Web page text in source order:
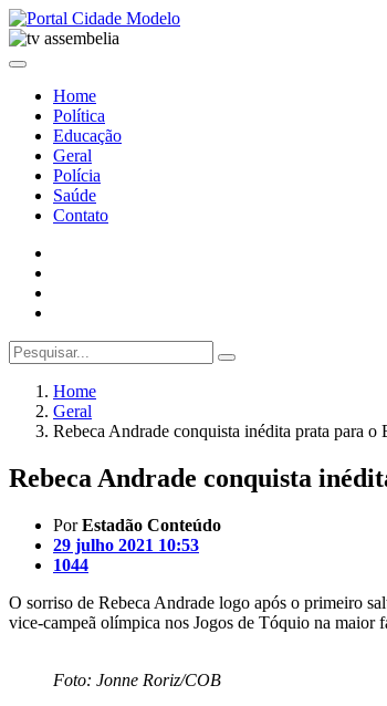
Home
Política
Educação
Geral
Polícia
Saúde
Contato
Home
Geral
Rebeca Andrade conquista inédita prata para
Rebeca Andrade conquista
PorEstadão Conteúdo
29 julho 2021 10:53
1044
O sorriso de Rebeca Andrade logo após o primeiro
vice-campeã olímpica nos Jogos de Tóquio na maior
Foto: Jonne Roriz/COB